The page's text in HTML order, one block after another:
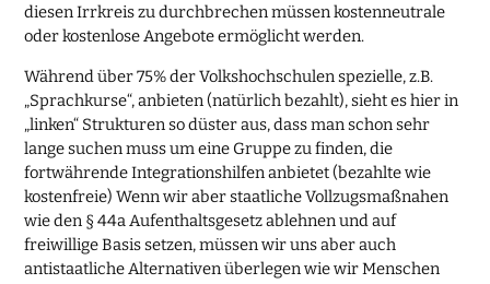
diesen Irrkreis zu durchbrechen müssen kostenneutrale
oder kostenlose Angebote ermöglicht werden.
Während über 75% der Volkshochschulen spezielle, z.B.
„Sprachkurse“, anbieten (natürlich bezahlt), sieht es hier in
„linken“ Strukturen so düster aus, dass man schon sehr
lange suchen muss um eine Gruppe zu finden, die
fortwährende Integrationshilfen anbietet (bezahlte wie
kostenfreie) Wenn wir aber staatliche Vollzugsmaßnahen
wie den § 44a Aufenthaltsgesetz ablehnen und auf
freiwillige Basis setzen, müssen wir uns aber auch
antistaatliche Alternativen überlegen wie wir Menschen